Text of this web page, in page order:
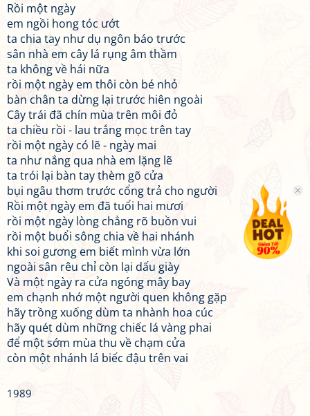
Rồi một ngày
em ngồi hong tóc ướt
ta chia tay như dụ ngôn báo trước
sân nhà em cây lá rụng âm thầm
ta không về hái nữa
rồi một ngày em thôi còn bé nhỏ
bàn chân ta dừng lại trước hiên ngoài
Cây trái đã chín mùa trên môi đỏ
ta chiều rồi - lau trắng mọc trên tay
rồi một ngày có lẽ - ngày mai
ta như nắng qua nhà em lặng lẽ
ta trói lại bàn tay thèm gõ cửa
bụi ngâu thơm trước cổng trả cho người
Rồi một ngày em đã tuổi hai mươi
rồi một ngày lòng chẳng rõ buồn vui
rồi một buổi sông chia về hai nhánh
khi soi gương em biết mình vừa lớn
ngoài sân rêu chỉ còn lại dấu giày
Và một ngày ra cửa ngóng mây bay
em chạnh nhớ một người quen không gặp
hãy trồng xuống dùm ta nhành hoa cúc
hãy quét dùm những chiếc lá vàng phai
để một sớm mùa thu về chạm cửa
còn một nhánh lá biếc đậu trên vai
1989